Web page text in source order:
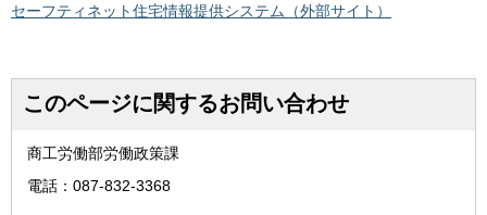
セーフティネット住宅情報提供システム（外部サイト）
このページに関するお問い合わせ
商工労働部労働政策課
電話：087-832-3368